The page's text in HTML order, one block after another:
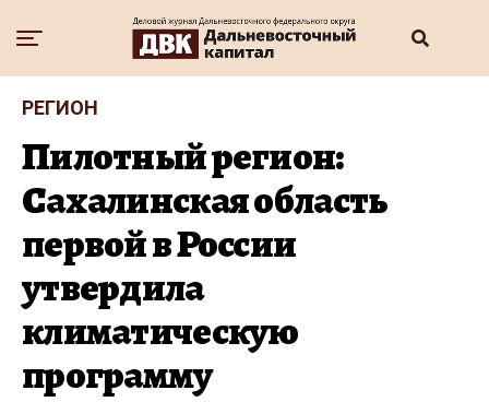
РЕГИОН
Пилотный регион:
Сахалинская область
первой в России
утвердила
климатическую
программу